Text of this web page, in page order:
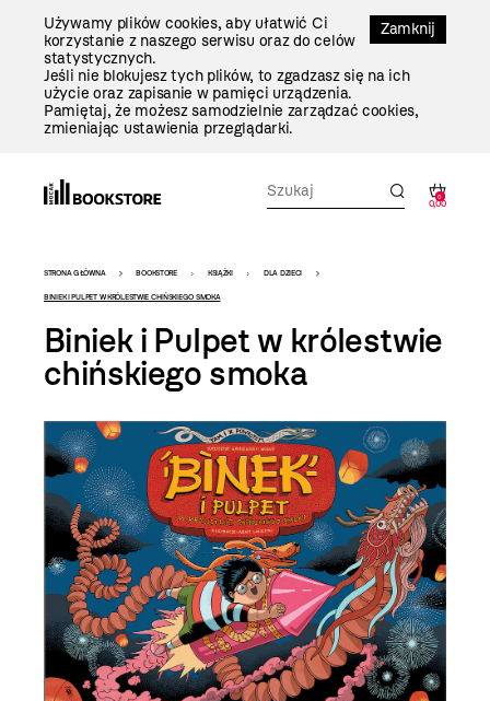
Zamknij
Używamy plików cookies, aby ułatwić Ci
korzystanie z naszego serwisu oraz do celów
statystycznych.
Jeśli nie blokujesz tych plików, to zgadzasz się na ich
użycie oraz zapisanie w pamięci urządzenia.
Pamiętaj, że możesz samodzielnie zarządzać cookies,
zmieniając ustawienia przeglądarki.
0
0,00
Bookstore
-
szablon
szczegóły
STRONA GŁÓWNA BOOKSTORE KSIĄŻKI DLA DZIECI
BINIEK I PULPET W KRÓLESTWIE CHIŃSKIEGO SMOKA
Biniek i Pulpet w królestwie
chińskiego smoka